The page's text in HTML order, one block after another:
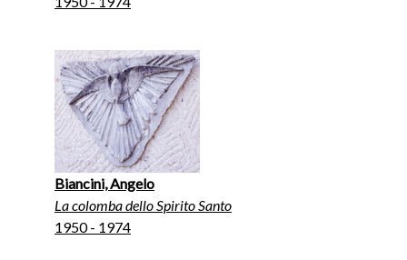
Biancini, Angelo
La colomba dello Spirito Santo
1950 - 1974